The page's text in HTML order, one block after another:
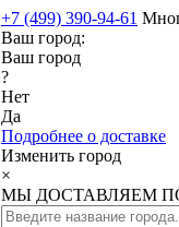
+7 (499) 390-94-61
Ваш город:
Ваш город
?
Нет
Да
Подробнее о доставке
Изменить город
×
МЫ ДОСТАВЛЯЕМ